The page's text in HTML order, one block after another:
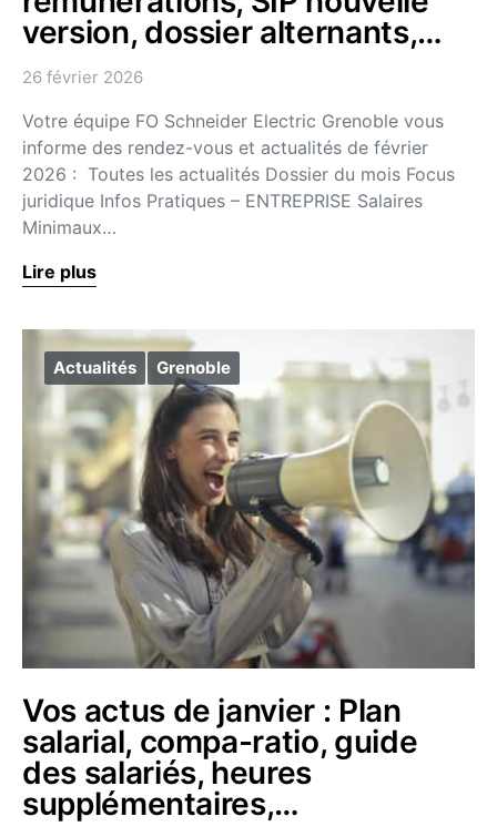
version, dossier alternants,…
26 février 2026
Votre équipe FO Schneider Electric Grenoble vous
informe des rendez-vous et actualités de février
2026 : Toutes les actualités Dossier du mois Focus
juridique Infos Pratiques – ENTREPRISE Salaires
Minimaux…
Lire plus
Actualités Grenoble
Vos actus de janvier : Plan
salarial, compa-ratio, guide
des salariés, heures
supplémentaires,…